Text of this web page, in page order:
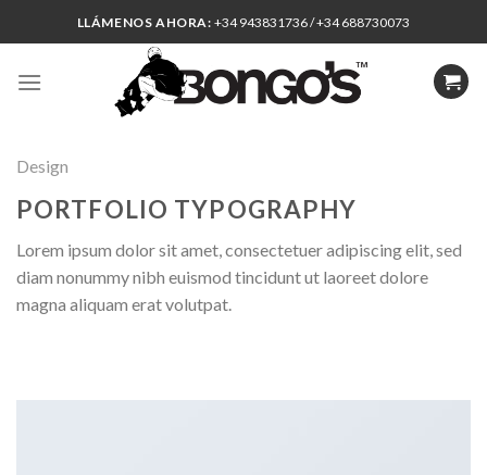
to
LLÁMENOS AHORA:+34 943831736 / +34 688730073
Design
PORTFOLIO TYPOGRAPHY
Lorem ipsum dolor sit amet, consectetuer adipiscing elit, sed
diam nonummy nibh euismod tincidunt ut laoreet dolore
magna aliquam erat volutpat.